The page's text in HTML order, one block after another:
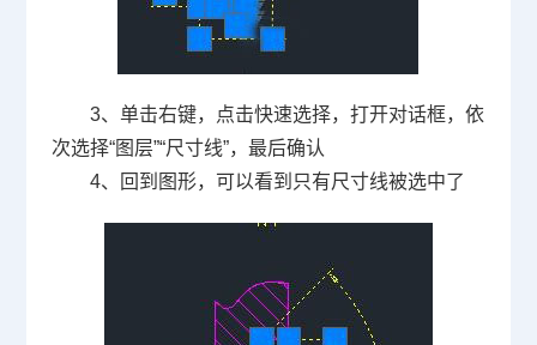
3、单击右键，点击快速选择，打开对话框，依
次选择“图层”“尺寸线”，最后确认
4、回到图形，可以看到只有尺寸线被选中了